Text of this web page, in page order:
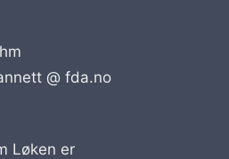
@ fda.no
Løken er